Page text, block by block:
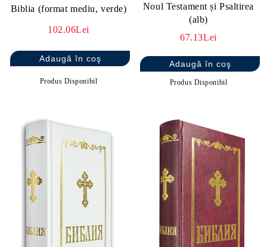
Biblia (format mediu, verde)
102.06Lei
Produs Disponibil
Noul Testament și Psaltirea
(alb)
67.13Lei
Produs Disponibil